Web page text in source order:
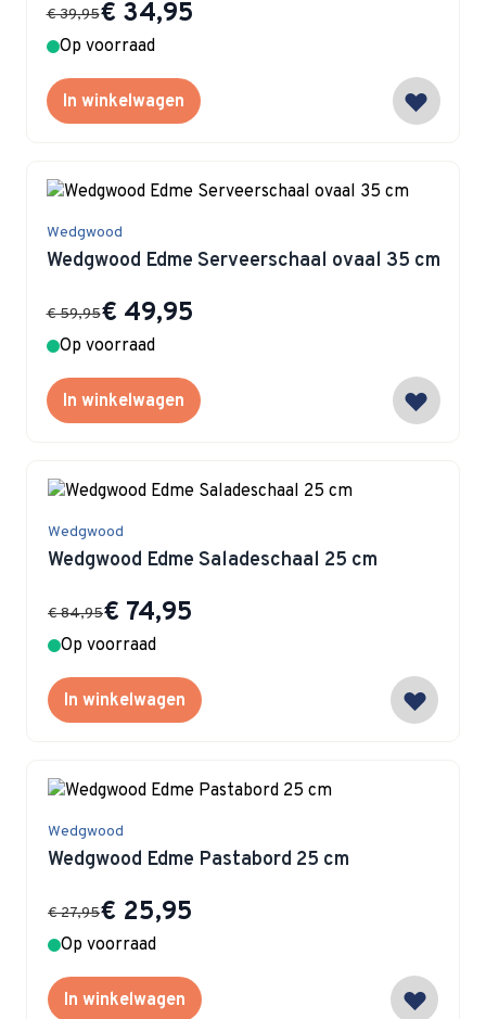
Special Price
€ 34,95
€ 39,95
Op voorraad
In winkelwagen
Wedgwood
Wedgwood Edme Serveerschaal ovaal 35 cm
Special Price
€ 49,95
€ 59,95
Op voorraad
In winkelwagen
Wedgwood
Wedgwood Edme Saladeschaal 25 cm
Special Price
€ 74,95
€ 84,95
Op voorraad
In winkelwagen
Wedgwood
Wedgwood Edme Pastabord 25 cm
Special Price
€ 25,95
€ 27,95
Op voorraad
In winkelwagen